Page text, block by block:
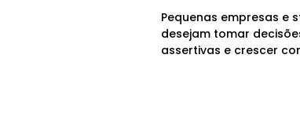
Pequenas empresas e
desejam tomar
assertivas e crescer